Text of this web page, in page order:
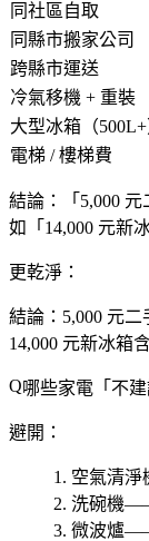
同社區自取
同縣市搬家公司
跨縣市運送
冷氣移機 + 重裝
大型冰箱（500L+
電梯 / 樓梯費
結論 ：「 5,000
如「14,000 元新
更乾淨：
結論：5,000 元二
14,000 元新冰箱
哪些家電「不建
避開：
空氣清淨
洗碗機——
微波爐——